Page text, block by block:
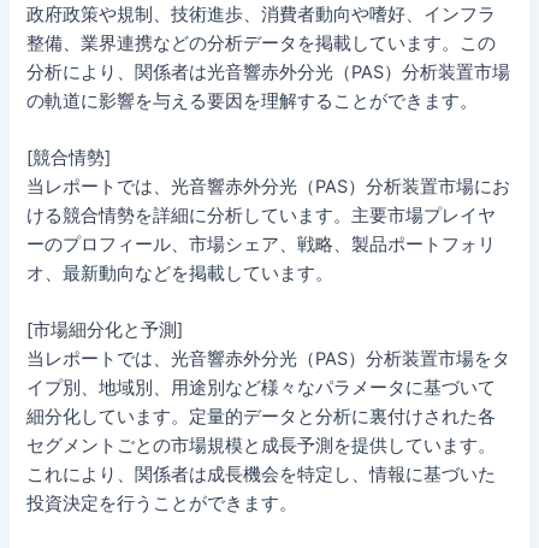
政府政策や規制、技術進歩、消費者動向や嗜好、インフラ
整備、業界連携などの分析データを掲載しています。この
分析により、関係者は光音響赤外分光（PAS）分析装置市場
の軌道に影響を与える要因を理解することができます。
[競合情勢]
当レポートでは、光音響赤外分光（PAS）分析装置市場にお
ける競合情勢を詳細に分析しています。主要市場プレイヤ
ーのプロフィール、市場シェア、戦略、製品ポートフォリ
オ、最新動向などを掲載しています。
[市場細分化と予測]
当レポートでは、光音響赤外分光（PAS）分析装置市場をタ
イプ別、地域別、用途別など様々なパラメータに基づいて
細分化しています。定量的データと分析に裏付けされた各
セグメントごとの市場規模と成長予測を提供しています。
これにより、関係者は成長機会を特定し、情報に基づいた
投資決定を行うことができます。